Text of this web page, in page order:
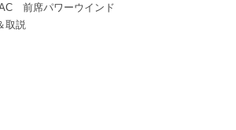
前席パワーウインド
取説